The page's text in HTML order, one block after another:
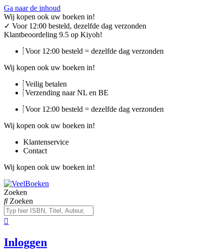
Ga naar de inhoud
Wij kopen ook uw boeken in!
✓ Voor 12:00 besteld, dezelfde dag verzonden
Klantbeoordeling 9.5 op Kiyoh!
Voor 12:00 besteld = dezelfde dag verzonden
Wij kopen ook uw boeken in!
Veilig betalen
Verzending naar NL en BE
Voor 12:00 besteld = dezelfde dag verzonden
Wij kopen ook uw boeken in!
Klantenservice
Contact
Wij kopen ook uw boeken in!
Zoeken
Zoeken
Inloggen